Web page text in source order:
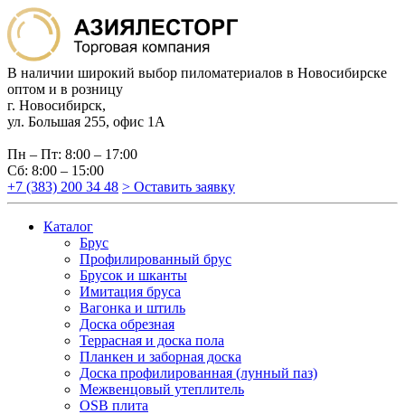
В наличии широкий выбор пиломатериалов в Новосибирске
оптом и в розницу
г. Новосибирск,
ул. Большая 255, офис 1А
Пн – Пт: 8:00 – 17:00
Сб: 8:00 – 15:00
+7 (383) 200 34 48 > Оставить заявку
Каталог
Брус
Профилированный брус
Брусок и шканты
Имитация бруса
Вагонка и штиль
Доска обрезная
Террасная и доска пола
Планкен и заборная доска
Доска профилированная (лунный паз)
Межвенцовый утеплитель
OSB плита